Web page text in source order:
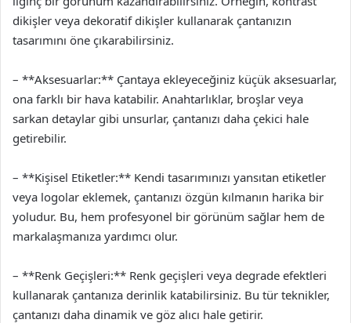
dikişler veya dekoratif dikişler kullanarak çantanızın
tasarımını öne çıkarabilirsiniz.
– **Aksesuarlar:** Çantaya ekleyeceğiniz küçük aksesuarlar,
ona farklı bir hava katabilir. Anahtarlıklar, broşlar veya
sarkan detaylar gibi unsurlar, çantanızı daha çekici hale
getirebilir.
– **Kişisel Etiketler:** Kendi tasarımınızı yansıtan etiketler
veya logolar eklemek, çantanızı özgün kılmanın harika bir
yoludur. Bu, hem profesyonel bir görünüm sağlar hem de
markalaşmanıza yardımcı olur.
– **Renk Geçişleri:** Renk geçişleri veya degrade efektleri
kullanarak çantanıza derinlik katabilirsiniz. Bu tür teknikler,
çantanızı daha dinamik ve göz alıcı hale getirir.